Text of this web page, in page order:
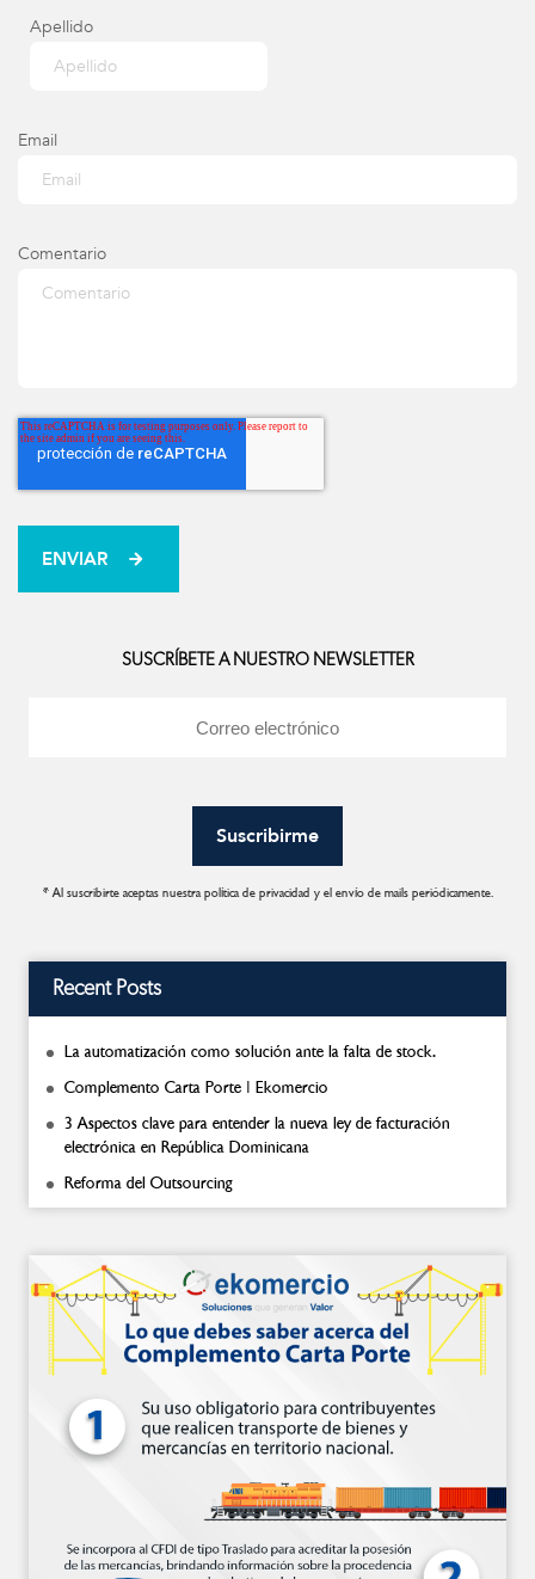
Apellido
Email
Comentario
SUSCRÍBETE A NUESTRO NEWSLETTER
* Al suscribirte aceptas nuestra política de privacidad y el envío de mails periódicamente.
Recent Posts
La automatización como solución ante la falta de stock.
Complemento Carta Porte | Ekomercio
3 Aspectos clave para entender la nueva ley de facturación
electrónica en República Dominicana
Reforma del Outsourcing